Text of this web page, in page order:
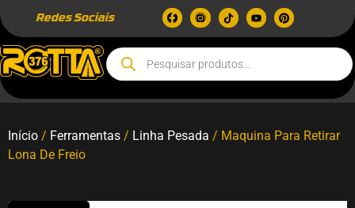
Redes Sociais
Início / Ferramentas / Linha Pesada / Maquina Para Retirar
Lona De Freio